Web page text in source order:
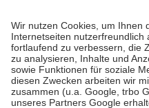
höchstens zehn Euro.
Es sind
Kosten der Leistung zu
Diese Regeln gelten
Bei Heilmitteln und häuslicher
Zuzahlung zehn Prozent der
Verordnung.